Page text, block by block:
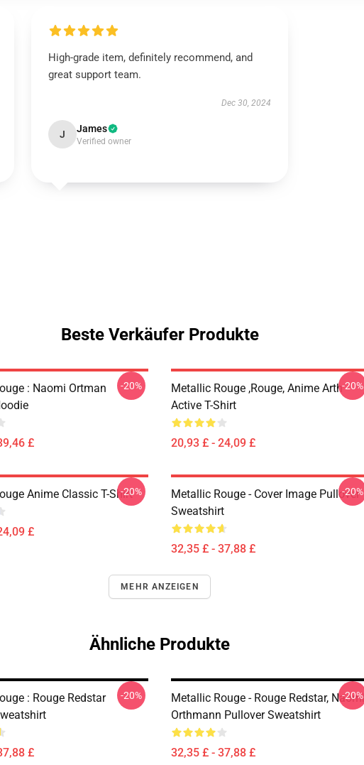
High-grade item, definitely recommend, and
great support team.
Dec 30, 2024
J James
Verified owner
Beste Verkäufer Produkte
: Naomi Ortman
£
-20%
Metallic Rouge ,rouge, Anime Arth
Active T-Shirt
20,93 £ - 24,09 £
-20%
Anime Classic T-Shirt
£
-20%
Metallic Rouge - Cover Image Pullover
Sweatshirt
32,35 £ - 37,88 £
-20%
MEHR ANZEIGEN
Ähnliche Produkte
: Rouge Redstar
£
-20%
Metallic Rouge - Rouge Redstar, Naomi
Orthmann Pullover Sweatshirt
32,35 £ - 37,88 £
-20%